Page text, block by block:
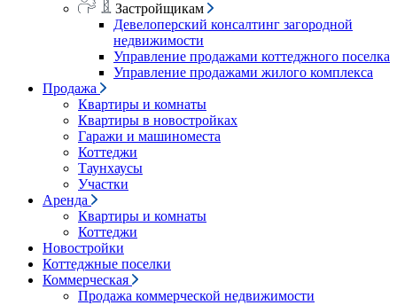
Застройщикам
Девелоперский консалтинг загородной
недвижимости
Управление продажами коттеджного поселка
Управление продажами жилого комплекса
Продажа
Квартиры и комнаты
Квартиры в новостройках
Гаражи и машиноместа
Коттеджи
Таунхаусы
Участки
Аренда
Квартиры и комнаты
Коттеджи
Новостройки
Коттеджные поселки
Коммерческая
Продажа коммерческой недвижимости